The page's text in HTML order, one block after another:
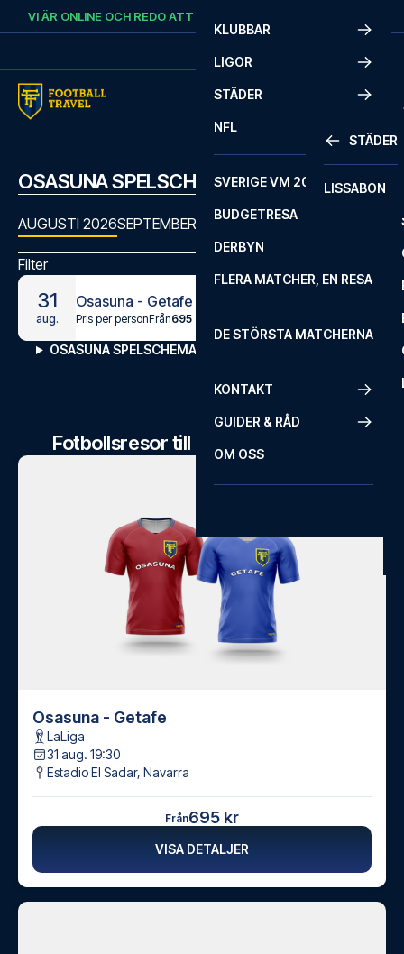
Skip to content
VI ÄR ONLINE OCH REDO ATT HJÄLPA DIG.
KLUBBAR
LIGOR
STÄDER
STÄDER
LISSABON
NFL
SVERIGE VM 2026
BUDGETRESA
DERBYN
FLERA MATCHER, EN RESA
DE STÖRSTA MATCHERNA
KONTAKT
GUIDER & RÅD
OM OSS
OSASUNA SPELSCHEMA
AUGUSTI 2026SEPTEMBER 2026OKTOBER 2026
Filter
31
aug.
Osasuna - Getafe
Pris per personFrån695 kr
OSASUNA SPELSCHEMA
Fotbollsresor till Osasuna matcher
Osasuna - Getafe
LaLiga
31 aug. 19:30
Estadio El Sadar, Navarra
Från695 kr
VISA DETALJER